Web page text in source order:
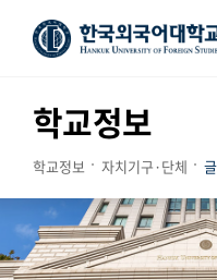
학교정보
학교정보 자치기구·단체